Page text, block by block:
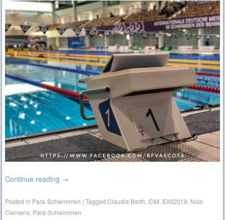
Continue reading →
Posted in Para-Schwimmen |TaggedClaudia Barth IDM IDM2019 Nico
Clemens Para-Schwimmen